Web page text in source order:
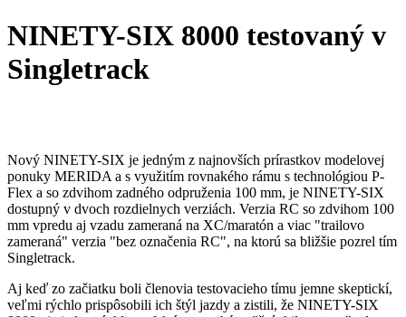
NINETY-SIX 8000 testovaný v
Singletrack
Nový NINETY-SIX je jedným z najnovších prírastkov modelovej
ponuky MERIDA a s využitím rovnakého rámu s technológiou P-
Flex a so zdvihom zadného odpruženia 100 mm, je NINETY-SIX
dostupný v dvoch rozdielnych verziách. Verzia RC so zdvihom 100
mm vpredu aj vzadu zameraná na XC/maratón a viac "trailovo
zameraná" verzia "bez označenia RC", na ktorú sa bližšie pozrel tím
Singletrack.
Aj keď zo začiatku boli členovia testovacieho tímu jemne skeptickí,
veľmi rýchlo prispôsobili ich štýl jazdy a zistili, že NINETY-SIX